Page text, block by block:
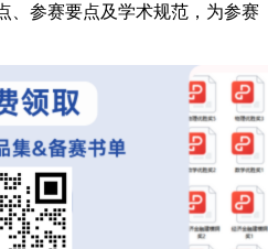
、参赛要点及学术规范，为参赛